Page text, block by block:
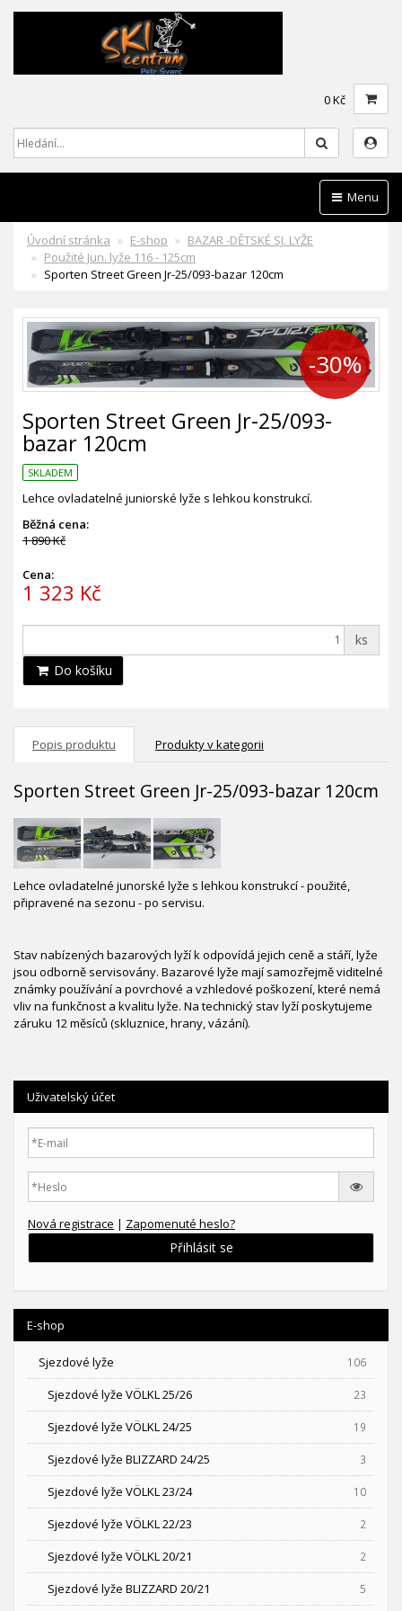
0 Kč
Menu
Úvodní stránka E-shop
BAZAR -DĚTSKÉ SJ. LYŽE
Použité Jun. lyže 116 - 125cm
Sporten Street Green Jr-25/093-bazar 120cm
-30%
Sporten Street Green Jr-25/093-
bazar 120cm
SKLADEM
Lehce ovladatelné juniorské lyže s lehkou konstrukcí.
Běžná cena:
1 890 Kč
Cena:
1 323 Kč
ks
Do košíku
Popis produktu Produkty v kategorii
Sporten Street Green Jr-25/093-bazar 120cm
Lehce ovladatelné junorské lyže s lehkou konstrukcí - použité,
připravené na sezonu - po servisu.
Stav nabízených bazarových lyží k odpovídá jejich ceně a stáří, lyže
jsou odborně servisovány. Bazarové lyže mají samozřejmě viditelné
známky používání a povrchové a vzhledové poškození, které nemá
vliv na funkčnost a kvalitu lyže. Na technický stav lyží poskytujeme
záruku 12 měsíců (skluznice, hrany, vázání).
Uživatelský účet
Nová registrace | Zapomenuté heslo?
Přihlásit se
E-shop
Sjezdové lyže 106
Sjezdové lyže VÖLKL 25/26 23
Sjezdové lyže VÖLKL 24/25 19
Sjezdové lyže BLIZZARD 24/25 3
Sjezdové lyže VÖLKL 23/24 10
Sjezdové lyže VÖLKL 22/23 2
Sjezdové lyže VÖLKL 20/21 2
Sjezdové lyže BLIZZARD 20/21 5